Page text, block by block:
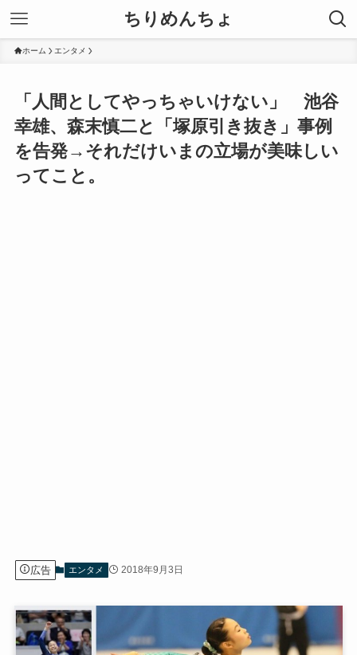
ちりめんちょ
ホーム エンタメ
「人間としてやっちゃいけない」 池谷
幸雄、森末慎二と「塚原引き抜き」事例
を告発→それだけいまの立場が美味しい
ってこと。
広告 エンタメ 2018年9月3日